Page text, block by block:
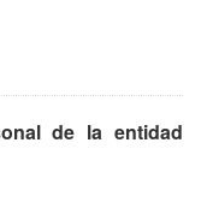
de la entidad